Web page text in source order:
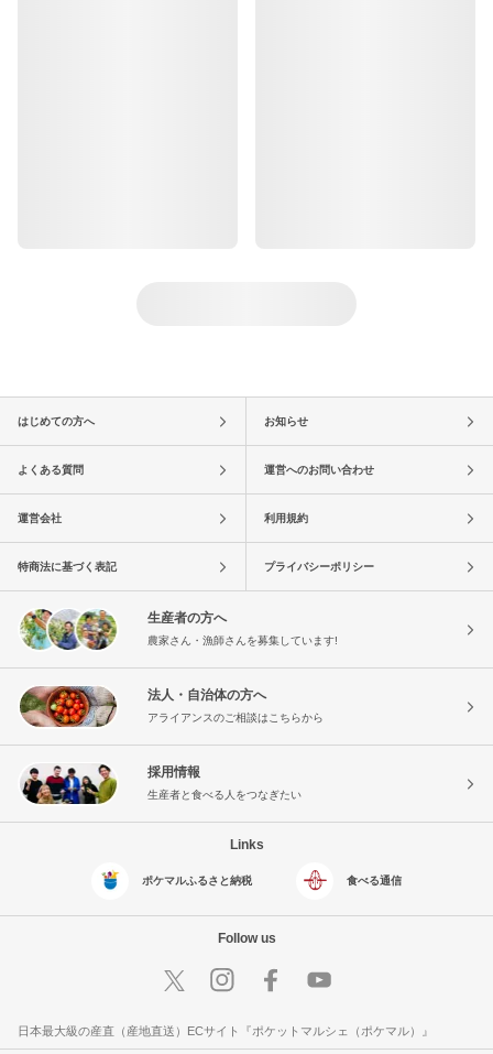
はじめての方へ お知らせ
よくある質問 運営へのお問い合わせ
運営会社 利用規約
特商法に基づく表記 プライバシーポリシー
生産者の方へ
農家さん・漁師さんを募集しています!
法人・自治体の方へ
アライアンスのご相談はこちらから
採用情報
生産者と食べる人をつなぎたい
Links
ポケマルふるさと納税 食べる通信
Follow us
日本最大級の産直（産地直送）ECサイト『ポケットマルシェ（ポケマル）』